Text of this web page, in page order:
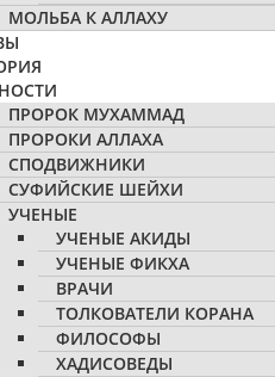
МОЛЬБА К АЛЛАХУ
ПРОРОК МУХАММАД
ПРОРОКИ АЛЛАХА
СПОДВИЖНИКИ
СУФИЙСКИЕ ШЕЙХИ
УЧЕНЫЕ
УЧЕНЫЕ АКИДЫ
УЧЕНЫЕ ФИКХА
ВРАЧИ
ТОЛКОВАТЕЛИ КОРАНА
ФИЛОСОФЫ
ХАДИСОВЕДЫ